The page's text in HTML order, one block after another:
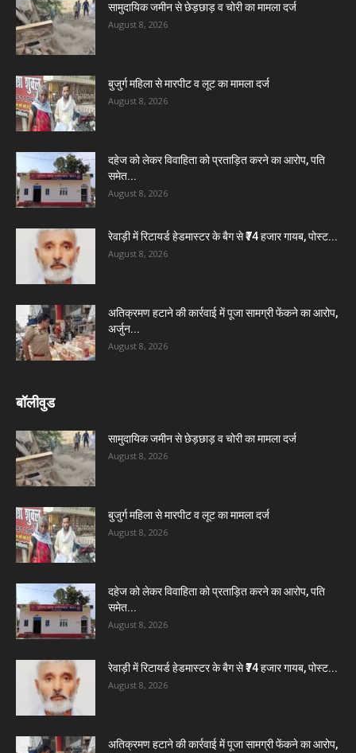
सामुदायिक जमीन से छेड़छाड़ व चोरी का मामला दर्ज
August 8, 2026
बुजुर्ग महिला से मारपीट व लूट का मामला दर्ज
August 8, 2026
दहेज को लेकर विवाहिता को प्रताड़ित करने का आरोप, पति
समेत...
August 8, 2026
रेवाड़ी में रिटायर्ड हेडमास्टर के बैग से ₹74 हजार गायब, पोस्ट...
August 8, 2026
अतिक्रमण हटाने की कार्रवाई में पूजा सामग्री फेंकने का आरोप,
अर्जुन...
August 8, 2026
बॉलीवुड
सामुदायिक जमीन से छेड़छाड़ व चोरी का मामला दर्ज
August 8, 2026
बुजुर्ग महिला से मारपीट व लूट का मामला दर्ज
August 8, 2026
दहेज को लेकर विवाहिता को प्रताड़ित करने का आरोप, पति
समेत...
August 8, 2026
रेवाड़ी में रिटायर्ड हेडमास्टर के बैग से ₹74 हजार गायब, पोस्ट...
August 8, 2026
अतिक्रमण हटाने की कार्रवाई में पूजा सामग्री फेंकने का आरोप,